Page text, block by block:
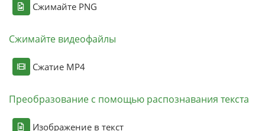
Сжимайте PNG
Сжимайте видеофайлы
Сжатие MP4
Преобразование с помощью распознавания текста
Изображение в текст